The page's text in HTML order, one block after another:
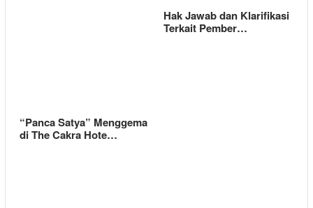
Hak Jawab dan Klarifikasi
Terkait Pember…
“Panca Satya” Menggema
di The Cakra Hote…